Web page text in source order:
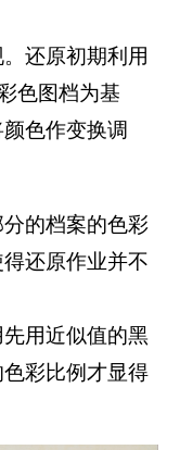
还原初期利用
色图档为基
色作变换调
的档案的色彩
还原作业并不
用近似值的黑
彩比例才显得